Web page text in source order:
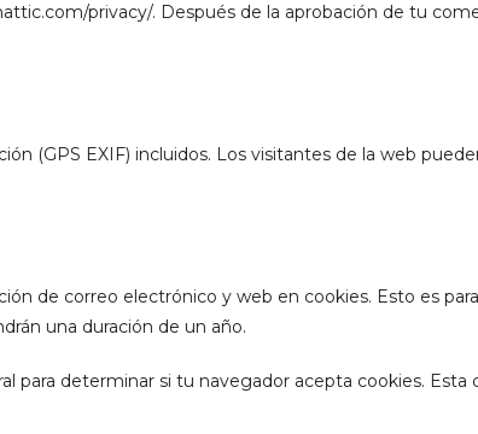
privacy/. Después de la aprobación de tu
(GPS EXIF) incluidos. Los visitantes de la web
de correo electrónico y web en cookies. Esto es
una duración de un año.
determinar si tu navegador acepta cookies.